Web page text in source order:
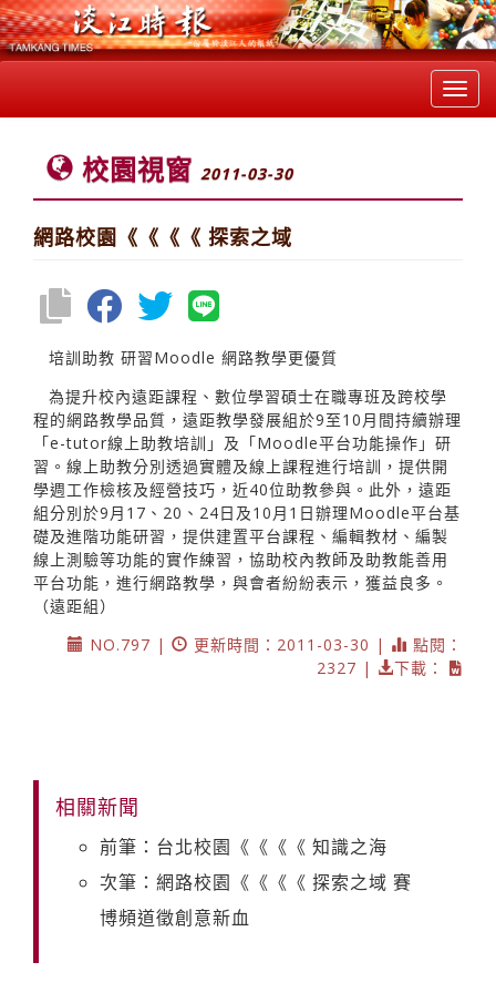
校園視窗 2011-03-30
網路校園《《《《 探索之域
培訓助教 研習Moodle 網路教學更優質
為提升校內遠距課程、數位學習碩士在職專班及跨校學
程的網路教學品質，遠距教學發展組於9至10月間持續辦理
「e-tutor線上助教培訓」及「Moodle平台功能操作」研
習。線上助教分別透過實體及線上課程進行培訓，提供開
學週工作檢核及經營技巧，近40位助教參與。此外，遠距
組分別於9月17、20、24日及10月1日辦理Moodle平台基
礎及進階功能研習，提供建置平台課程、編輯教材、編製
線上測驗等功能的實作練習，協助校內教師及助教能善用
平台功能，進行網路教學，與會者紛紛表示，獲益良多。
（遠距組）
NO.797 |
更新時間：2011-03-30 |
點閱：
2327 |
下載：
相關新聞
前筆：台北校園《《《《 知識之海
次筆：網路校園《《《《 探索之域 賽
博頻道徵創意新血